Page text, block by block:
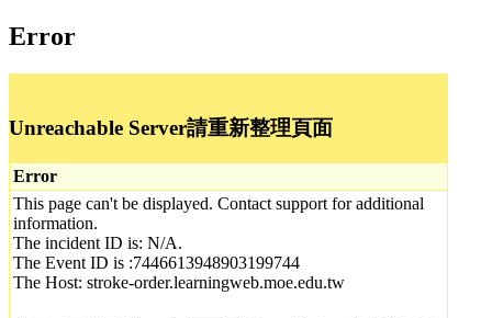
Error
Unreachable Server請重新整理頁面
Error
This page can't be displayed. Contact support for additional
information.
The incident ID is: N/A.
The Event ID is :7446613948903199744
The Host: stroke-order.learningweb.moe.edu.tw